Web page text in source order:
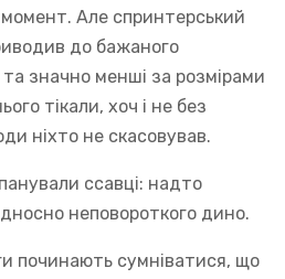
момент. Але спринтерський
до бажаного
значно менші за розмірами
тікали, хоч і не без
ніхто не скасовував.
ссавці: надто
неповороткого дино.
починають сумніватися, що